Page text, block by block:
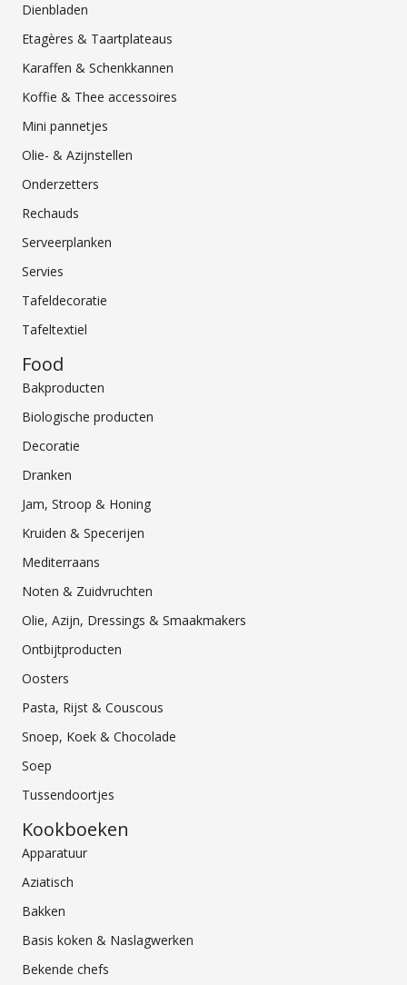
Dienbladen
Etagères & Taartplateaus
Karaffen & Schenkkannen
Koffie & Thee accessoires
Mini pannetjes
Olie- & Azijnstellen
Onderzetters
Rechauds
Serveerplanken
Servies
Tafeldecoratie
Tafeltextiel
Food
Bakproducten
Biologische producten
Decoratie
Dranken
Jam, Stroop & Honing
Kruiden & Specerijen
Mediterraans
Noten & Zuidvruchten
Olie, Azijn, Dressings & Smaakmakers
Ontbijtproducten
Oosters
Pasta, Rijst & Couscous
Snoep, Koek & Chocolade
Soep
Tussendoortjes
Kookboeken
Apparatuur
Aziatisch
Bakken
Basis koken & Naslagwerken
Bekende chefs